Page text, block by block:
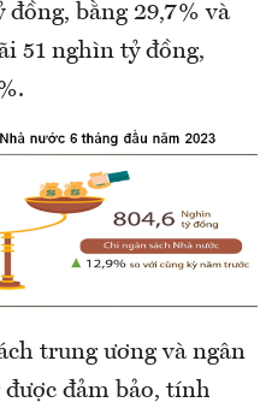
bằng 29,7% và
51 nghìn tỷ đồng,
trung ương và ngân
được đảm bảo, tính